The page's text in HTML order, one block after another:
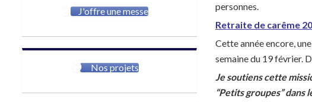
J'offre une messe
Nos projets
personnes.
Retraite de carême
Cette année encore,
semaine du 19 février.
Je soutiens cette
“Petits groupes”